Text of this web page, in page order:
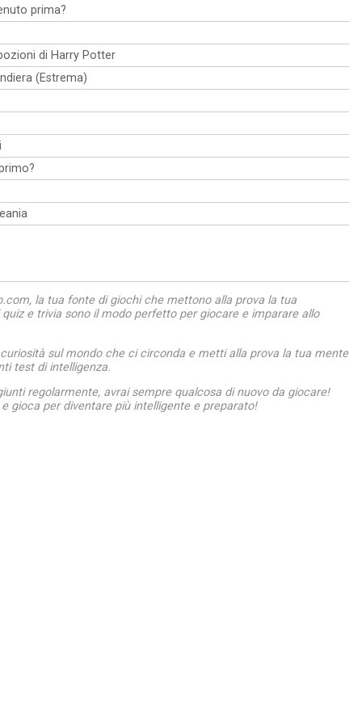
prima?
di Harry Potter
(Estrema)
la tua fonte di giochi che mettono alla prova la tua
e trivia sono il modo perfetto per giocare e imparare allo
sul mondo che ci circonda e metti alla prova la tua mente
test di intelligenza.
regolarmente, avrai sempre qualcosa di nuovo da giocare!
gioca per diventare più intelligente e preparato!